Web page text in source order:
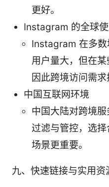
更好。
Instagram 的全球
Instagram 在多数
用户量大，但在某
因此跨境访问需求
中国互联网环境
中国大陆对跨境
过滤与管控，选
场景更重要。
九、快速链接与实用资